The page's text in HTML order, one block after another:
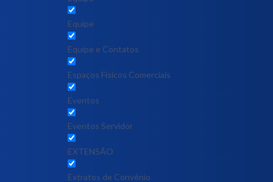
Equipe
Equipe e Contatos
Espaços Físicos Comerciais
Eventos
Eventos Servidor
EXTENSÃO
Extratos de Convênio